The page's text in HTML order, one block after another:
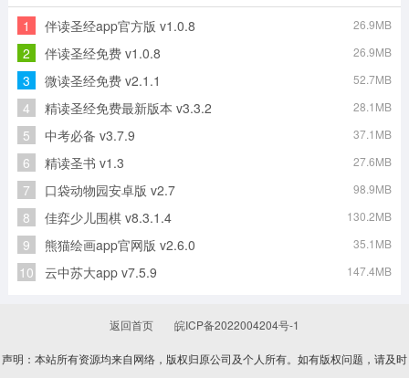
新汉字宫软件手机正版 小闪免费原版
CNN英语安卓官方版 全球说talkmate手机免费版
1 伴读圣经app官方版 v1.0.8 26.9MB
2 伴读圣经免费 v1.0.8 26.9MB
3 微读圣经免费 v2.1.1 52.7MB
4 精读圣经免费最新版本 v3.3.2 28.1MB
5 中考必备 v3.7.9 37.1MB
6 精读圣书 v1.3 27.6MB
7 口袋动物园安卓版 v2.7 98.9MB
8 佳弈少儿围棋 v8.3.1.4 130.2MB
9 熊猫绘画app官网版 v2.6.0 35.1MB
10 云中苏大app v7.5.9 147.4MB
返回首页 皖ICP备2022004204号-1
声明：本站所有资源均来自网络，版权归原公司及个人所有。如有版权问题，请及时